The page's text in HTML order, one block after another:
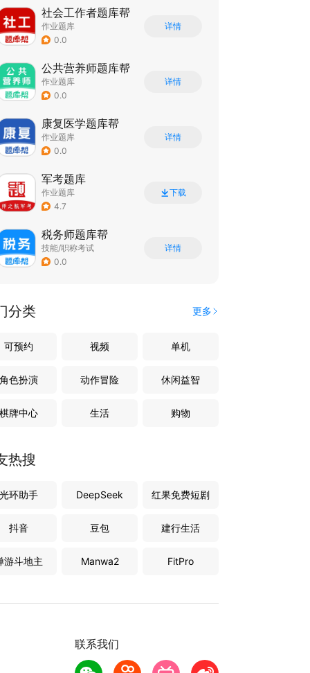
社会工作者题库帮
作业题库
0.0
详情
公共营养师题库帮
作业题库
0.0
详情
康复医学题库帮
作业题库
0.0
详情
军考题库
作业题库
4.7
下载
税务师题库帮
技能/职称考试
0.0
详情
分类 更多
可预约 视频 单机
角色扮演 动作冒险 休闲益智
棋牌中心 生活 购物
热搜
光环助手 DeepSeek 红果免费短剧
抖音 豆包 建行生活
游斗地主 Manwa2 FitPro
联系我们